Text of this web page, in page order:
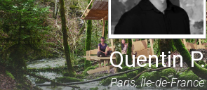
Quentin P.
Paris, Île-de-France